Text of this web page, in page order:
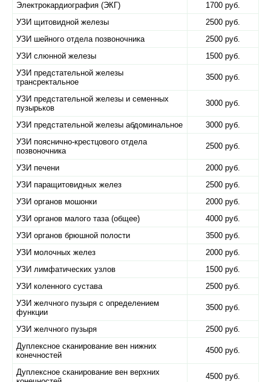
Электрокардиография (ЭКГ)
1700 руб.
УЗИ щитовидной железы
2500 руб.
УЗИ шейного отдела позвоночника
2500 руб.
УЗИ слюнной железы
1500 руб.
УЗИ предстательной железы
трансректальное
3500 руб.
УЗИ предстательной железы и семенных
пузырьков
3000 руб.
УЗИ предстательной железы абдоминальное
3000 руб.
УЗИ пояснично-крестцового отдела
позвоночника
2500 руб.
УЗИ печени
2000 руб.
УЗИ паращитовидных желез
2500 руб.
УЗИ органов мошонки
2000 руб.
УЗИ органов малого таза (общее)
4000 руб.
УЗИ органов брюшной полости
3500 руб.
УЗИ молочных желез
2000 руб.
УЗИ лимфатических узлов
1500 руб.
УЗИ коленного сустава
2500 руб.
УЗИ желчного пузыря с определением
функции
3500 руб.
УЗИ желчного пузыря
2500 руб.
Дуплексное сканирование вен нижних
конечностей
4500 руб.
Дуплексное сканирование вен верхних
4500 руб.